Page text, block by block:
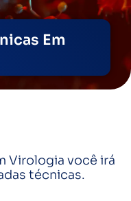
Em
Virologia você irá
técnicas.